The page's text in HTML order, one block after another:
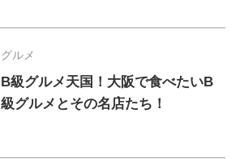
グルメ
B級グルメ天国！大阪で食べたいB
級グルメとその名店たち！